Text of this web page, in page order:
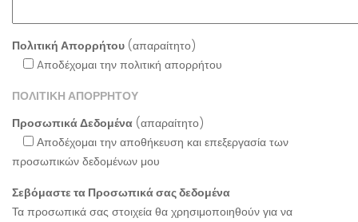
Πολιτική Απορρήτου (απαραίτητο)
Aποδέχομαι την πολιτική απορρήτου
ΠΟΛΙΤΙΚΗ ΑΠΟΡΡΗΤΟΥ
Προσωπικά Δεδομένα (απαραίτητο)
Αποδέχομαι την αποθήκευση και επεξεργασία των
προσωπικών δεδομένων μου
Σεβόμαστε τα Προσωπικά σας δεδομένα
Τα προσωπικά σας στοιχεία θα χρησιμοποιηθούν για να